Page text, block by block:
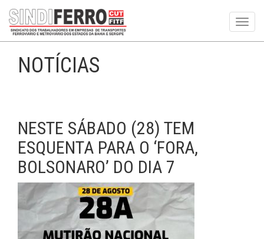
NOTÍCIAS
NESTE SÁBADO (28) TEM
ESQUENTA PARA O ‘FORA,
BOLSONARO’ DO DIA 7